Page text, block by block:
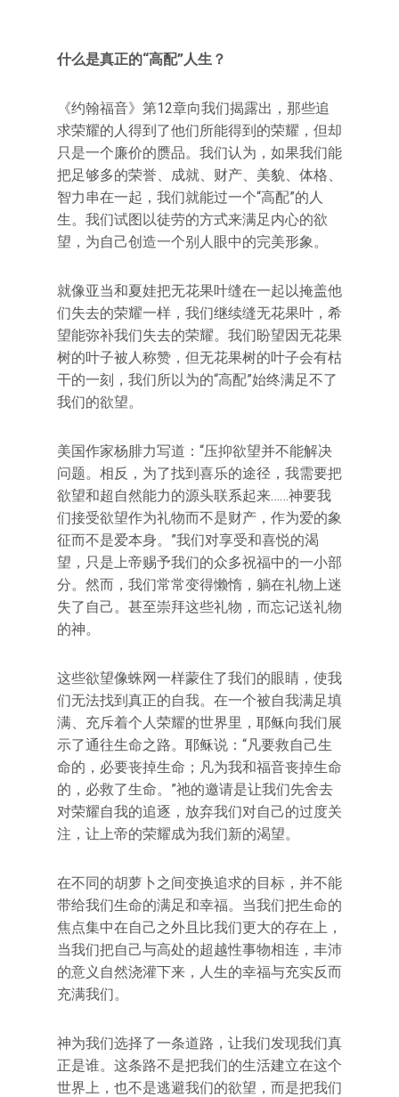
什么是真正的“高配”人生？
《约翰福音》第12章向我们揭露出，那些追
求荣耀的人得到了他们所能得到的荣耀，但却
只是一个廉价的赝品。我们认为，如果我们能
把足够多的荣誉、成就、财产、美貌、体格、
智力串在一起，我们就能过一个“高配”的人
生。我们试图以徒劳的方式来满足内心的欲
望，为自己创造一个别人眼中的完美形象。
就像亚当和夏娃把无花果叶缝在一起以掩盖他
们失去的荣耀一样，我们继续缝无花果叶，希
望能弥补我们失去的荣耀。我们盼望因无花果
树的叶子被人称赞，但无花果树的叶子会有枯
干的一刻，我们所以为的“高配”始终满足不了
我们的欲望。
美国作家杨腓力写道：“压抑欲望并不能解决
问题。相反，为了找到喜乐的途径，我需要把
欲望和超自然能力的源头联系起来……神要我
们接受欲望作为礼物而不是财产，作为爱的象
征而不是爱本身。”我们对享受和喜悦的渴
望，只是上帝赐予我们的众多祝福中的一小部
分。然而，我们常常变得懒惰，躺在礼物上迷
失了自己。甚至崇拜这些礼物，而忘记送礼物
的神。
这些欲望像蛛网一样蒙住了我们的眼睛，使我
们无法找到真正的自我。在一个被自我满足填
满、充斥着个人荣耀的世界里，耶稣向我们展
示了通往生命之路。耶稣说：“凡要救自己生
命的，必要丧掉生命；凡为我和福音丧掉生命
的，必救了生命。”祂的邀请是让我们先舍去
对荣耀自我的追逐，放弃我们对自己的过度关
注，让上帝的荣耀成为我们新的渴望。
在不同的胡萝卜之间变换追求的目标，并不能
带给我们生命的满足和幸福。当我们把生命的
焦点集中在自己之外且比我们更大的存在上，
当我们把自己与高处的超越性事物相连，丰沛
的意义自然浇灌下来，人生的幸福与充实反而
充满我们。
神为我们选择了一条道路，让我们发现我们真
正是谁。这条路不是把我们的生活建立在这个
世界上，也不是逃避我们的欲望，而是把我们